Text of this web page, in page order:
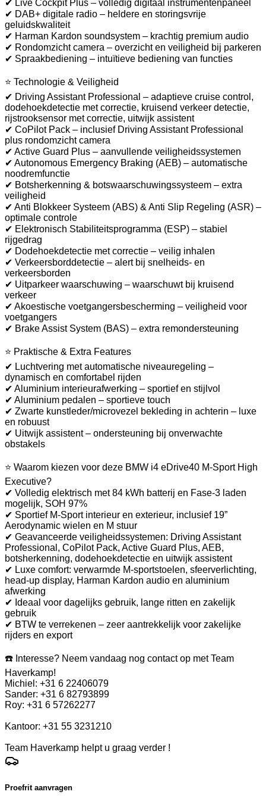
✔ Live Cockpit Plus – volledig digitaal instrumentenpaneel
✔ DAB+ digitale radio – heldere en storingsvrije
geluidskwaliteit
✔ Harman Kardon soundsystem – krachtig premium audio
✔ Rondomzicht camera – overzicht en veiligheid bij parkeren
✔ Spraakbediening – intuïtieve bediening van functies
⭐ Technologie & Veiligheid
✔ Driving Assistant Professional – adaptieve cruise control,
dodehoekdetectie met correctie, kruisend verkeer detectie,
rijstrooksensor met correctie, uitwijk assistent
✔ CoPilot Pack – inclusief Driving Assistant Professional
plus rondomzicht camera
✔ Active Guard Plus – aanvullende veiligheidssystemen
✔ Autonomous Emergency Braking (AEB) – automatische
noodremfunctie
✔ Botsherkenning & botswaarschuwingssysteem – extra
veiligheid
✔ Anti Blokkeer Systeem (ABS) & Anti Slip Regeling (ASR) –
optimale controle
✔ Elektronisch Stabiliteitsprogramma (ESP) – stabiel
rijgedrag
✔ Dodehoekdetectie met correctie – veilig inhalen
✔ Verkeersborddetectie – alert bij snelheids- en
verkeersborden
✔ Uitparkeer waarschuwing – waarschuwt bij kruisend
verkeer
✔ Akoestische voetgangersbescherming – veiligheid voor
voetgangers
✔ Brake Assist System (BAS) – extra remondersteuning
⭐ Praktische & Extra Features
✔ Luchtvering met automatische niveauregeling –
dynamisch en comfortabel rijden
✔ Aluminium interieurafwerking – sportief en stijlvol
✔ Aluminium pedalen – sportieve touch
✔ Zwarte kunstleder/microvezel bekleding in achterin – luxe
en robuust
✔ Uitwijk assistent – ondersteuning bij onverwachte
obstakels
⭐ Waarom kiezen voor deze BMW i4 eDrive40 M-Sport High
Executive?
✔ Volledig elektrisch met 84 kWh batterij en Fase-3 laden
mogelijk, SOH 97%
✔ Sportief M-Sport interieur en exterieur, inclusief 19”
Aerodynamic wielen en M stuur
✔ Geavanceerde veiligheidssystemen: Driving Assistant
Professional, CoPilot Pack, Active Guard Plus, AEB,
botsherkenning, dodehoekdetectie en uitwijk assistent
✔ Luxe comfort: verwarmde M-sportstoelen, sfeerverlichting,
head-up display, Harman Kardon audio en aluminium
afwerking
✔ Ideaal voor dagelijks gebruik, lange ritten en zakelijk
gebruik
✔ BTW te verrekenen – zeer aantrekkelijk voor zakelijke
rijders en export
☎️ Interesse? Neem vandaag nog contact op met Team
Haverkamp!
Michiel: +31 6 22406079
Sander: +31 6 82793899
Roy: +31 6 57262277
Kantoor: +31 55 3231210
Team Haverkamp helpt u graag verder !
Proefrit aanvragen